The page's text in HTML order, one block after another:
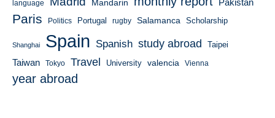
language Mandarin Pakistan
Paris Politics Portugal rugby Salamanca Scholarship
Shanghai Spain Spanish study abroad Taipei
Taiwan Tokyo Travel University valencia Vienna
year abroad